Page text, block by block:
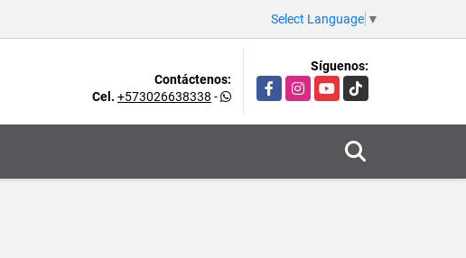
Select Language ▼
Contáctenos:
Cel. +573026638338 -
Síguenos:
FacebookInstagramYouTubeTikTok